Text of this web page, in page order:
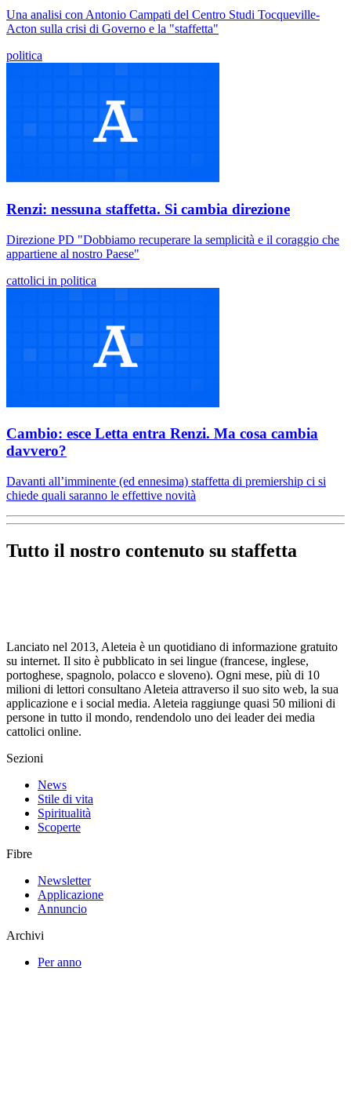
Una analisi con Antonio Campati del Centro Studi Tocqueville-
Acton sulla crisi di Governo e la "staffetta"
politica
Renzi: nessuna staffetta. Si cambia direzione
Direzione PD "Dobbiamo recuperare la semplicità e il coraggio che
appartiene al nostro Paese"
cattolici in politica
Cambio: esce Letta entra Renzi. Ma cosa cambia
davvero?
Davanti all’imminente (ed ennesima) staffetta di premiership ci si
chiede quali saranno le effettive novità
Tutto il nostro contenuto su staffetta
Lanciato nel 2013, Aleteia è un quotidiano di informazione gratuito
su internet. Il sito è pubblicato in sei lingue (francese, inglese,
portoghese, spagnolo, polacco e sloveno). Ogni mese, più di 10
milioni di lettori consultano Aleteia attraverso il suo sito web, la sua
applicazione e i social media. Aleteia raggiunge quasi 50 milioni di
persone in tutto il mondo, rendendolo uno dei leader dei media
cattolici online.
Sezioni
News
Stile di vita
Spiritualità
Scoperte
Fibre
Newsletter
Applicazione
Annuncio
Archivi
Per anno